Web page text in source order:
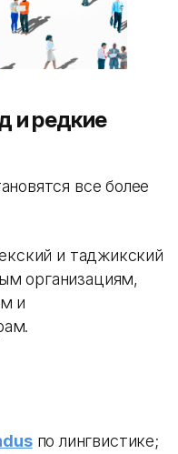
и редкие
все более
и таджикский
организациям,
и
по лингвистике;